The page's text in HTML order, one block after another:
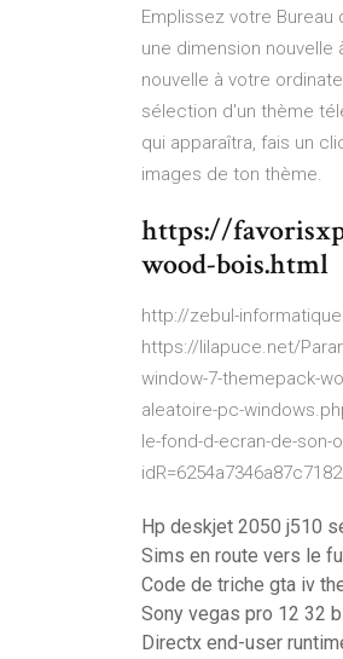
Emplissez votre
une dimension nouvelle
nouvelle à votre
sélection d'un thème
qui apparaîtra, fais un
images de ton thème.
https://
wood-bois.html
http://zebul-
https://lilapuce.net/
window-7-themepack-
aleatoire-pc-
le-fond-d-ecran-de-
Hp deskjet 2050 j510
Sims en route vers le
Code de triche gta iv
Sony vegas pro 12 32
Directx end-user